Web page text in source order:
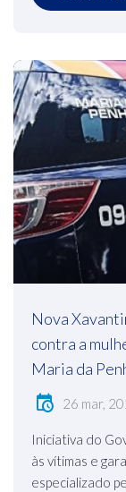
Nova
contra a
Maria da
26 mar,
Iniciativa do
às vítimas e
especializado